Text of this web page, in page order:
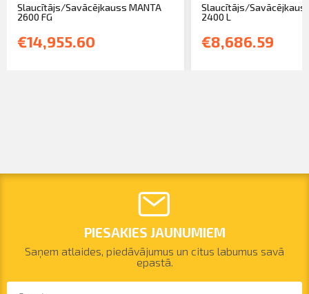
Slaucītājs/Savācējkauss MANTA
2600 FG
€14,955.60
Slaucītājs/
2400 L
€8,686.59
PIESAKIES JAUNUMIEM
Saņem atlaides, piedāvājumus un citus labumus savā
epastā.